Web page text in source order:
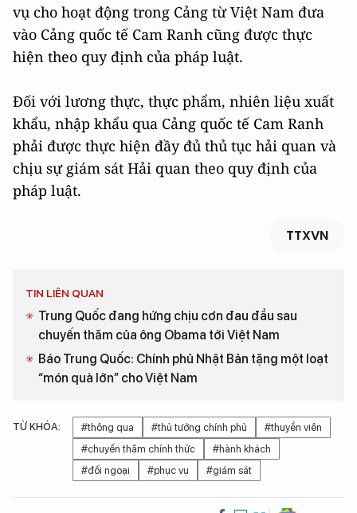
vụ cho hoạt động trong Cảng từ Việt Nam đưa
vào Cảng quốc tế Cam Ranh cũng được thực
hiện theo quy định của pháp luật.
Đối với lương thực, thực phẩm, nhiên liệu xuất
khẩu, nhập khẩu qua Cảng quốc tế Cam Ranh
phải được thực hiện đầy đủ thủ tục hải quan và
chịu sự giám sát Hải quan theo quy định của
pháp luật.
TTXVN
TIN LIÊN QUAN
Trung Quốc đang hứng chịu cơn đau đầu sau
chuyến thăm của ông Obama tới Việt Nam
Báo Trung Quốc: Chính phủ Nhật Bản tặng một loạt
“món quà lớn” cho Việt Nam
TỪ KHÓA: #thông qua #thủ tướng chính phủ
#thuyền viên
#chuyến thăm chính thức
#hành khách
#đối ngoại
#phục vụ #giám sát